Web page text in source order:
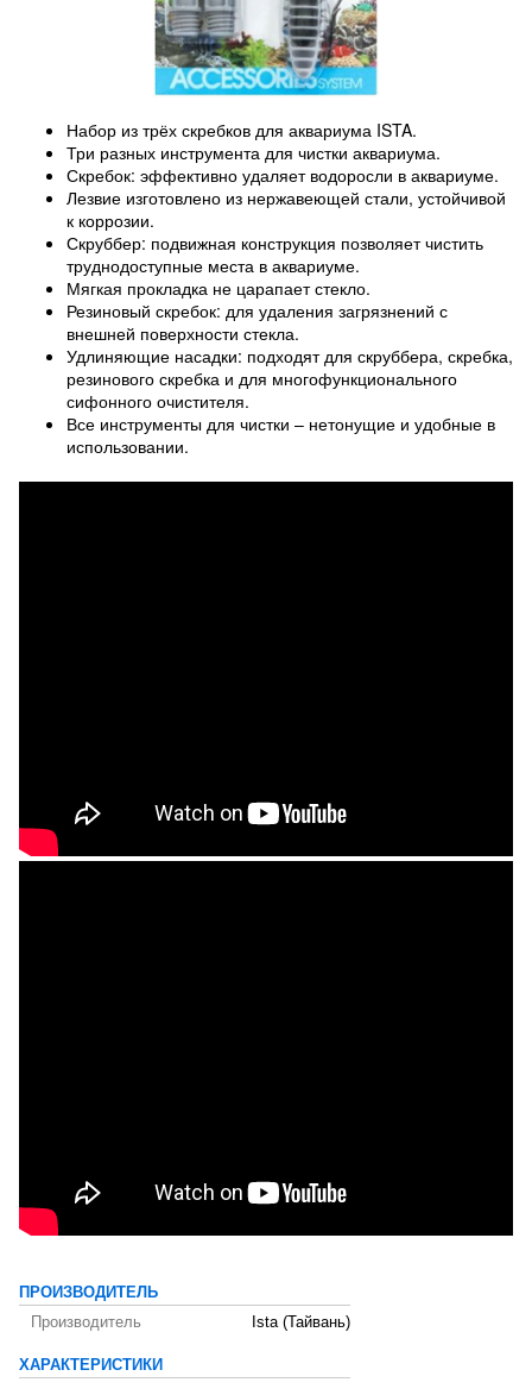
Набор из трёх скребков для аквариума ISTA.
Три разных инструмента для чистки аквариума.
Скребок: эффективно удаляет водоросли в аквариуме.
Лезвие изготовлено из нержавеющей стали, устойчивой
к коррозии.
Скруббер: подвижная конструкция позволяет чистить
труднодоступные места в аквариуме.
Мягкая прокладка не царапает стекло.
Резиновый скребок: для удаления загрязнений с
внешней поверхности стекла.
Удлиняющие насадки: подходят для скруббера, скребка,
резинового скребка и для многофункционального
сифонного очистителя.
Все инструменты для чистки – нетонущие и удобные в
использовании.
ПРОИЗВОДИТЕЛЬ
Производитель
Ista (Тайвань)
ХАРАКТЕРИСТИКИ